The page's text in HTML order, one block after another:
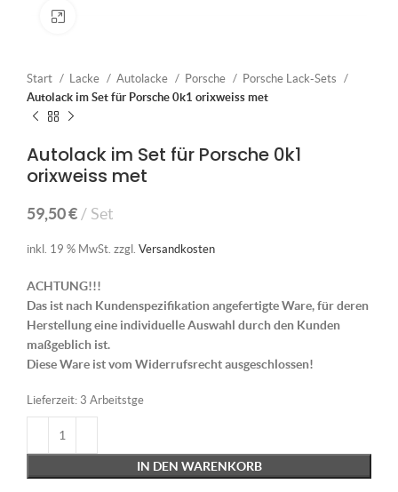
Start Lacke Autolacke Porsche
Porsche Lack-Sets
Autolack im Set für Porsche 0k1 orixweiss met
Autolack im Set für Porsche 0k1
orixweiss met
59,50€ Set
inkl. 19 % MwSt. zzgl. Versandkosten
ACHTUNG!!!
Das ist nach Kundenspezifikation angefertigte Ware, für deren
Herstellung eine individuelle Auswahl durch den Kunden
maßgeblich ist.
Diese Ware ist vom Widerrufsrecht ausgeschlossen!
Lieferzeit: 3 Arbeitstge
IN DEN WARENKORB